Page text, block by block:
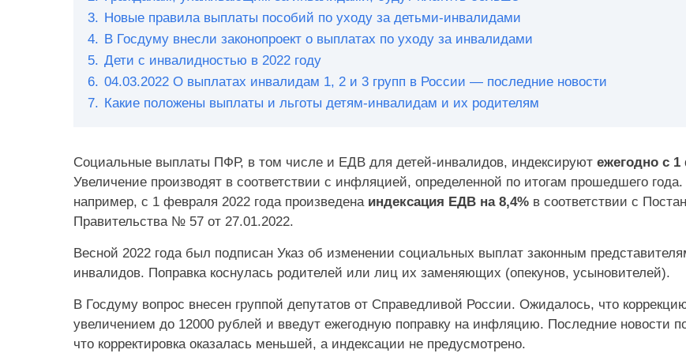
3. Новые правила выплаты пособий по уходу за детьми-инвалидами
4. В Госдуму внесли законопроект о выплатах по уходу за инвалидами
5. Дети с инвалидностью в 2022 году
6. 04.03.2022 О выплатах инвалидам 1, 2 и 3 групп в России — последние новости
7. Какие положены выплаты и льготы детям-инвалидам и их родителям
Социальные выплаты ПФР, в том числе и ЕДВ для детей-инвалидов, индексируют ежегодно с
Увеличение производят в соответствии с инфляцией, определенной по итогам прошедшего года.
например, с 1 февраля 2022 года произведена индексация ЕДВ на 8,4% в соответствии с
Правительства № 57 от 27.01.2022.
Весной 2022 года был подписан Указ об изменении социальных выплат законным
инвалидов. Поправка коснулась родителей или лиц их заменяющих (опекунов, усыновителей).
В Госдуму вопрос внесен группой депутатов от Справедливой России. Ожидалось, что
увеличением до 12000 рублей и введут ежегодную поправку на инфляцию. Последние новости
что корректировка оказалась меньшей, а индексации не предусмотрено.